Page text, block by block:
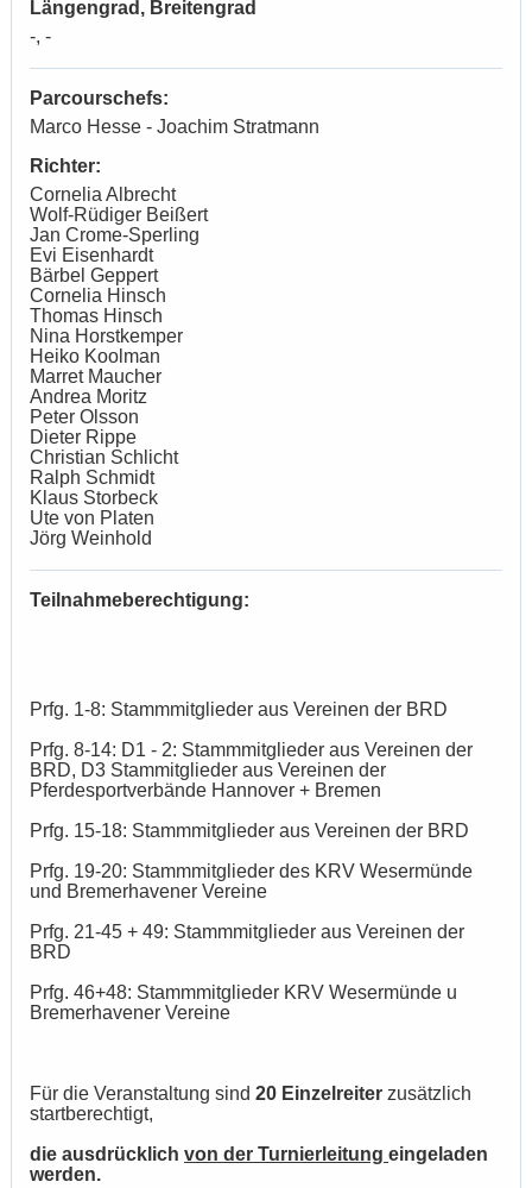
Längengrad, Breitengrad
-, -
Parcourschefs:
Marco Hesse - Joachim Stratmann
Richter:
Cornelia Albrecht
Wolf-Rüdiger Beißert
Jan Crome-Sperling
Evi Eisenhardt
Bärbel Geppert
Cornelia Hinsch
Thomas Hinsch
Nina Horstkemper
Heiko Koolman
Marret Maucher
Andrea Moritz
Peter Olsson
Dieter Rippe
Christian Schlicht
Ralph Schmidt
Klaus Storbeck
Ute von Platen
Jörg Weinhold
Teilnahmeberechtigung:
Prfg. 1-8: Stammmitglieder aus Vereinen der BRD
Prfg. 8-14: D1 - 2: Stammmitglieder aus Vereinen der
BRD, D3 Stammitglieder aus Vereinen der
Pferdesportverbände Hannover + Bremen
Prfg. 15-18: Stammmitglieder aus Vereinen der BRD
Prfg. 19-20: Stammmitglieder des KRV Wesermünde
und Bremerhavener Vereine
Prfg. 21-45 + 49: Stammmitglieder aus Vereinen der
BRD
Prfg. 46+48: Stammmitglieder KRV Wesermünde u
Bremerhavener Vereine
Für die Veranstaltung sind 20 Einzelreiter zusätzlich
startberechtigt,
die ausdrücklich von der Turnierleitung eingeladen
werden.